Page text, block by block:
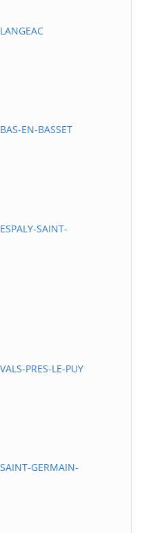
EN-BASSET
SAINT-
PRES-LE-PUY
GERMAIN-